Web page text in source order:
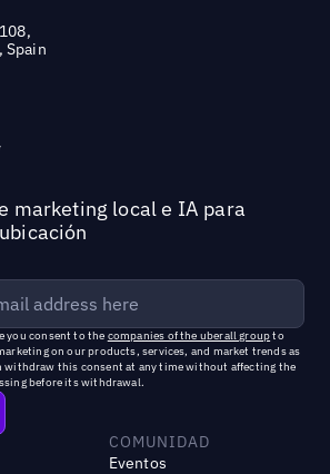
Spain
marketing local e IA para
you consent to the companies of the uberall groupto
on our products, services, and market trends as
withdraw this consent at any time without affecting the
before its withdrawal.
COMUNIDAD
Eventos